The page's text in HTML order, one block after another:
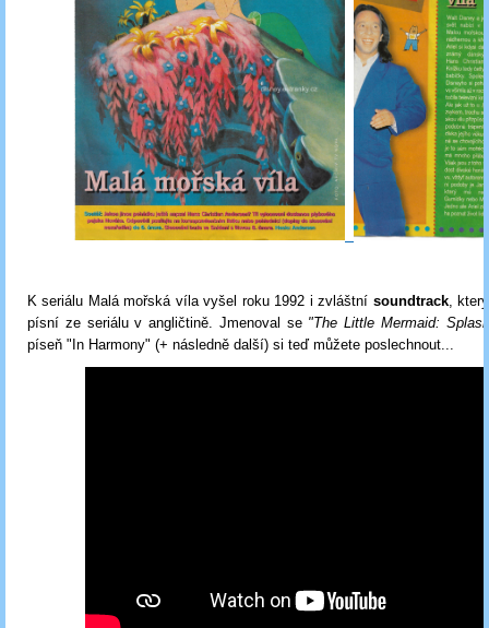
K seriálu Malá mořská víla vyšel roku 1992 i zvláštní soundtrack,
písní ze seriálu v angličtině. Jmenoval se "The Little Mermaid:
píseň "In Harmony" (+ následně další) si teď můžete poslechnout...